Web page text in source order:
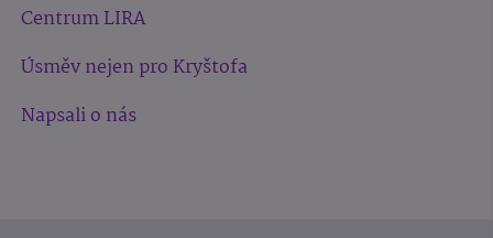
Centrum LIRA
Úsměv nejen pro Kryštofa
Napsali o nás